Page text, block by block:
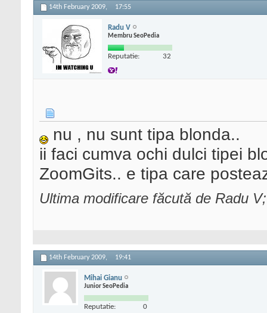
14th February 2009, 17:55
Radu V
Membru SeoPedia
Reputatie: 32
nu , nu sunt tipa blonda..
ii faci cumva ochi dulci tipei
ZoomGits.. e tipa care
Ultima modificare făcută de Radu
14th February 2009, 19:41
Mihai Gianu
Junior SeoPedia
Reputatie: 0